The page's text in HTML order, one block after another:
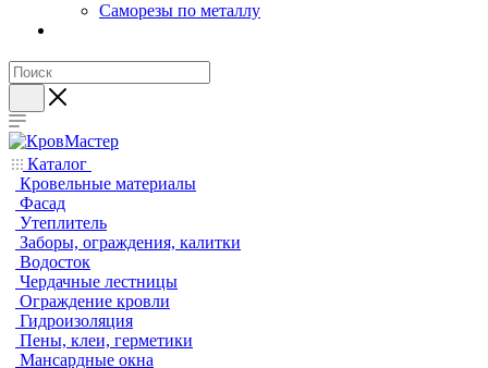
Саморезы по металлу
Каталог
Кровельные материалы
Фасад
Утеплитель
Заборы, ограждения, калитки
Водосток
Чердачные лестницы
Ограждение кровли
Гидроизоляция
Пены, клеи, герметики
Мансардные окна